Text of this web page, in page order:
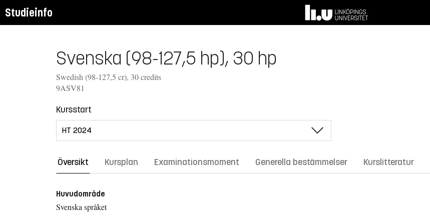
Studieinfo
Svenska (98-127,5 hp), 30 hp
Swedish (98-127,5 cr), 30 credits
9ASV81
Kursstart
Översikt Kursplan Examinationsmoment Generella bestämmelser Kurslitteratur
Huvudområde
Svenska språket